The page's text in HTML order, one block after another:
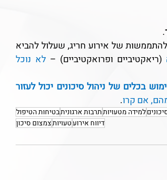
.
(ריאקטיביים ופרואקטיביים) –
אם קרו.
למידה מטעויותתרבות ארגוניתבטיחות הטיפול
דיווח אירועטעויותצמצום סיכון